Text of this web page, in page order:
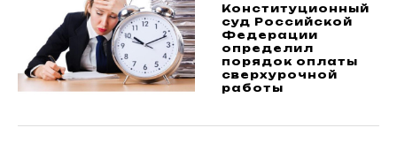
Конституционный
суд Российской
Федерации
определил
порядок оплаты
сверхурочной
работы